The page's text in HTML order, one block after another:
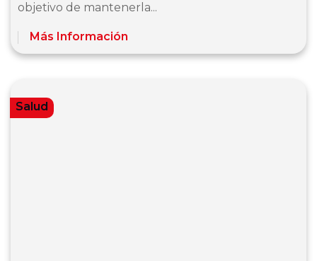
objetivo de mantenerla...
Más Información
Salud